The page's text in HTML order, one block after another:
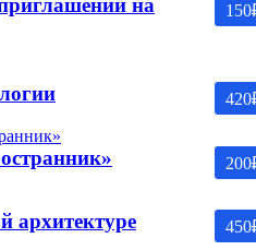
150
на
420
200
450
архитектуре